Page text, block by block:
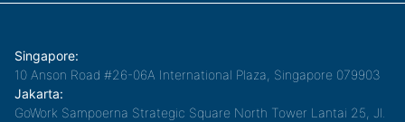
Singapore:
10 Anson Road #26-06A International Plaza, Singapore 079903
Jakarta:
GoWork Sampoerna Strategic Square North Tower Lantai 25, Jl.